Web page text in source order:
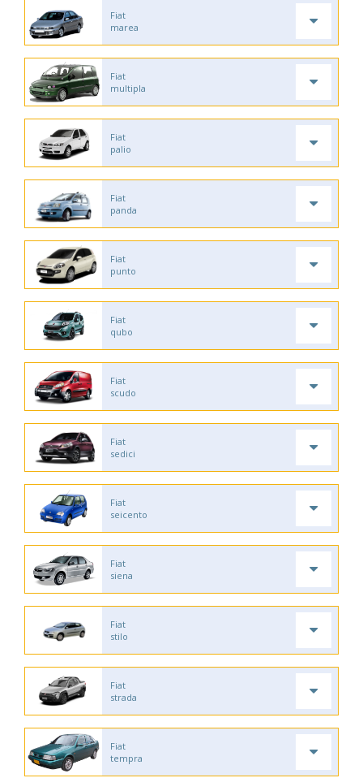
Fiat
marea
Fiat
multipla
Fiat
palio
Fiat
panda
Fiat
punto
Fiat
qubo
Fiat
scudo
Fiat
sedici
Fiat
seicento
Fiat
siena
Fiat
stilo
Fiat
strada
Fiat
tempra